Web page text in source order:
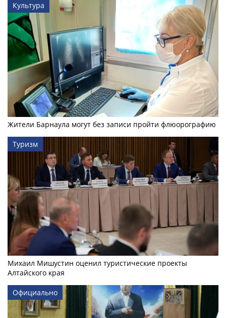
Культура
Жители Барнаула могут без записи пройти флюорографию
Туризм
Михаил Мишустин оценил туристические проекты
Алтайского края
Официально